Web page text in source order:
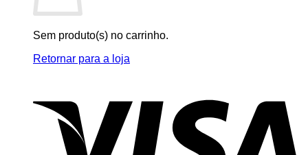
Sem produto(s) no carrinho.
Retornar para a loja